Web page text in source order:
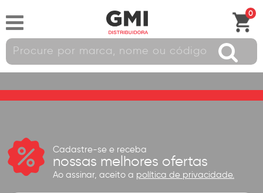
0
Cadastre-se e receba
nossas melhores ofertas
Ao assinar, aceito a política de privacidade.